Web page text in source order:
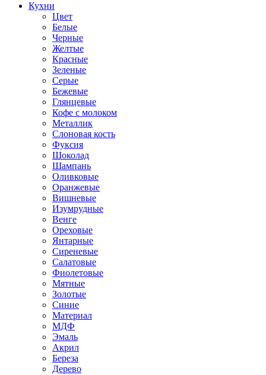
Кухни
Цвет
Белые
Черные
Желтые
Красные
Зеленые
Серые
Бежевые
Глянцевые
Кофе с молоком
Металлик
Слоновая кость
Фуксия
Шоколад
Шампань
Оливковые
Оранжевые
Вишневые
Изумрудные
Венге
Ореховые
Янтарные
Сиреневые
Салатовые
Фиолетовые
Мятные
Золотые
Синие
Материал
МДФ
Эмаль
Акрил
Береза
Дерево